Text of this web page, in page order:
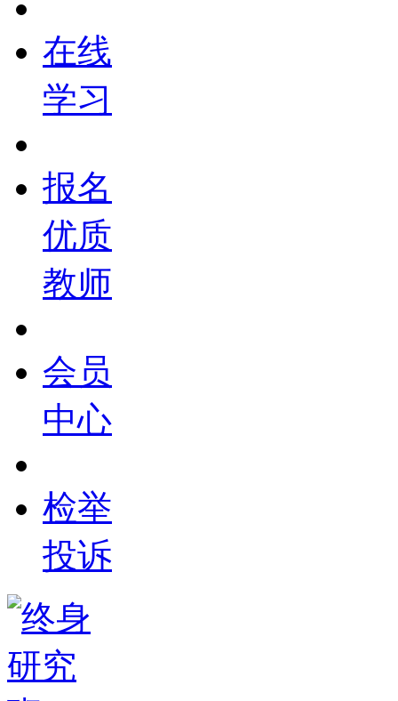
在线
学习
报名
优质
教师
会员
中心
检举
投诉